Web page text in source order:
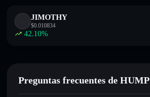
JIMOTHY
$0.010834
42.10%
Preguntas frecuentes de HUMP